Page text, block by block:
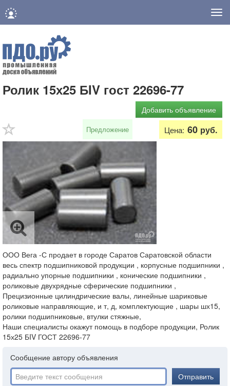
Ролик 15х25 БIV гост 22696-77
Добавить объявление
Предложение Цена: 60 руб.
ООО Вега -С продает в городе Саратов Саратовской области
весь спектр подшипниковой продукции , корпусные подшипники ,
радиально упорные подшипники , конические подшипники ,
роликовые двухрядные сферические подшипники ,
Прецизионные цилиндрические валы, линейные шариковые
роликовые направляющие, и т, д, комплектующие , шары шх15,
ролики подшипниковые, втулки стяжные,
Наши специалисты окажут помощь в подборе продукции, Ролик
15х25 БIV ГОСТ 22696-77
Сообщение автору объявления
Отправить